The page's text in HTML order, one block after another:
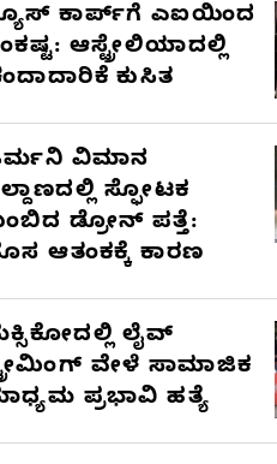
ಕಾರ್ಪ್‌ಗೆ ಎಐಯಿಂದ
ಆಸ್ಟ್ರೇಲಿಯಾದಲ್ಲಿ
ಕುಸಿತ
ವಿಮಾನ
ಸ್ಫೋಟಕ
ಡ್ರೋನ್ ಪತ್ತೆ:
ಆತಂಕಕ್ಕೆ ಕಾರಣ
ಲೈವ್
ವೇಳೆ ಸಾಮಾಜಿಕ
ಪ್ರಭಾವಿ ಹತ್ಯೆ